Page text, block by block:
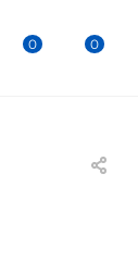
0 0